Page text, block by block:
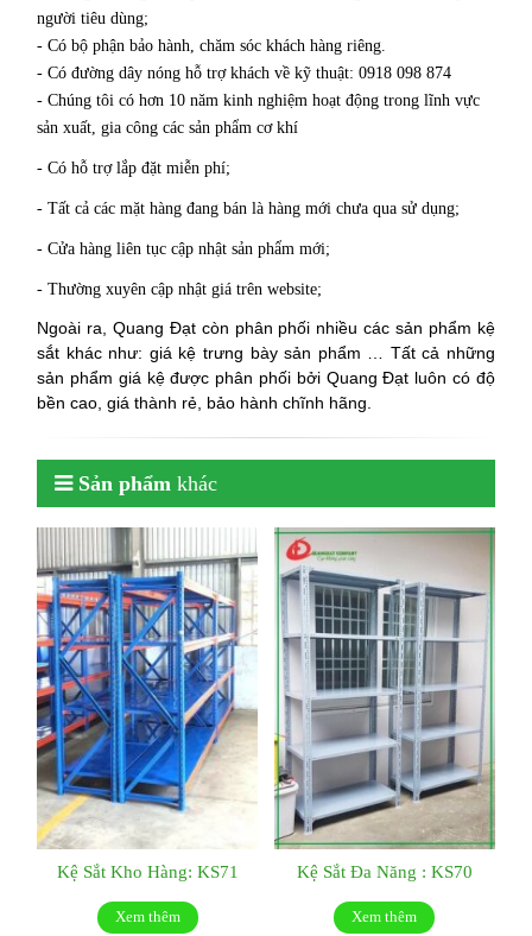
người tiêu dùng;
- Có bộ phận bảo hành, chăm sóc khách hàng riêng.
- Có đường dây nóng hỗ trợ khách về kỹ thuật: 0918 098 874
- Chúng tôi có hơn 10 năm kinh nghiệm hoạt động trong lĩnh vực
sản xuất, gia công các sản phẩm cơ khí
- Có hỗ trợ lắp đặt miễn phí;
- Tất cả các mặt hàng đang bán là hàng mới chưa qua sử dụng;
- Cửa hàng liên tục cập nhật sản phẩm mới;
- Thường xuyên cập nhật giá trên website;
Ngoài ra, Quang Đạt còn phân phối nhiều các sản phẩm kệ
sắt khác như: giá kệ trưng bày sản phẩm … Tất cả những
sản phẩm giá kệ được phân phối bởi Quang Đạt luôn có độ
bền cao, giá thành rẻ, bảo hành chĩnh hãng.
Sản phẩm khác
Kệ Sắt Kho Hàng: KS71
Xem thêm
Kệ Sắt Đa Năng : KS70
Xem thêm